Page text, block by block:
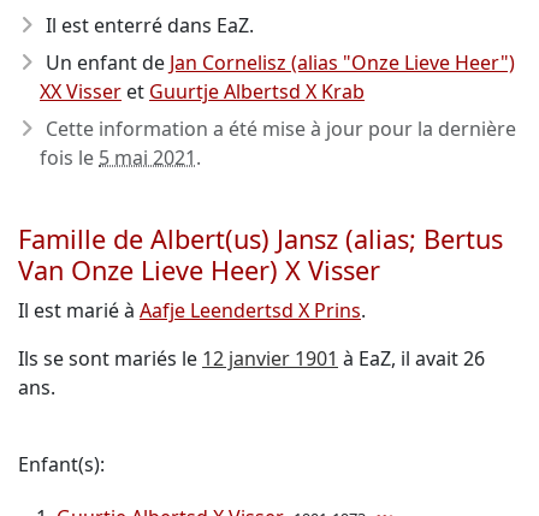
Il est enterré dans EaZ.
Un enfant de Jan Cornelisz (alias "Onze Lieve Heer")
XX Visser et Guurtje Albertsd X Krab
Cette information a été mise à jour pour la dernière
fois le 5 mai 2021.
Famille de Albert(us) Jansz (alias; Bertus
Van Onze Lieve Heer) X Visser
Il est marié à Aafje Leendertsd X Prins.
Ils se sont mariés le 12 janvier 1901 à EaZ, il avait 26
ans.
Enfant(s):